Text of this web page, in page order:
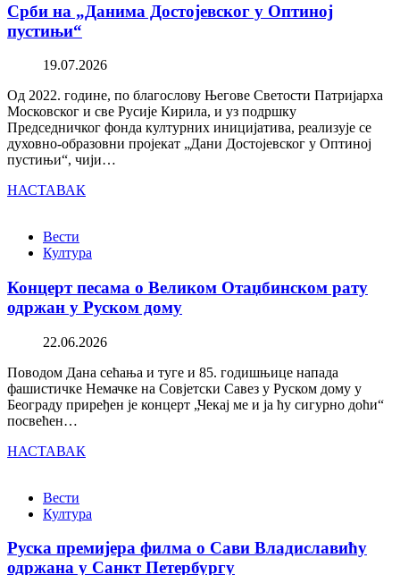
Срби на „Данима Достојевског у Оптиној
пустињи“
19.07.2026
Од 2022. године, по благослову Његове Светости Патријарха
Московског и све Русије Кирила, и уз подршку
Председничког фонда културних иницијатива, реализује се
духовно-образовни пројекат „Дани Достојевског у Оптиној
пустињи“, чији…
НАСТАВАК
Вести
Култура
Концерт песама о Великом Отаџбинском рату
одржан у Руском дому
22.06.2026
Поводом Дана сећања и туге и 85. годишњице напада
фашистичке Немачке на Совјетски Савез у Руском дому у
Београду приређен је концерт „Чекај ме и ја ћу сигурно доћи“
посвећен…
НАСТАВАК
Вести
Култура
Руска премијера филма о Сави Владиславићу
одржана у Санкт Петербургу